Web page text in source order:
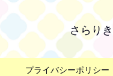
さらり
プライバシーポリシー